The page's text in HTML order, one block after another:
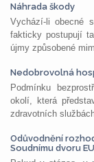
Náhrada škody
Vychází-li obecné
fakticky postupují
újmy způsobené
Nedobrovolná
Podmínku
okolí, která
zdravotních
Odůvodnění
Soudnímu dvoru EU